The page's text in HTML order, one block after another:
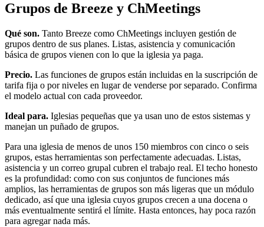
Grupos de Breeze y ChMeetings
Qué son. Tanto Breeze como ChMeetings incluyen gestión de
grupos dentro de sus planes. Listas, asistencia y comunicación
básica de grupos vienen con lo que la iglesia ya paga.
Precio. Las funciones de grupos están incluidas en la suscripción de
tarifa fija o por niveles en lugar de venderse por separado. Confirma
el modelo actual con cada proveedor.
Ideal para. Iglesias pequeñas que ya usan uno de estos sistemas y
manejan un puñado de grupos.
Para una iglesia de menos de unos 150 miembros con cinco o seis
grupos, estas herramientas son perfectamente adecuadas. Listas,
asistencia y un correo grupal cubren el trabajo real. El techo honesto
es la profundidad: como con sus conjuntos de funciones más
amplios, las herramientas de grupos son más ligeras que un módulo
dedicado, así que una iglesia cuyos grupos crecen a una docena o
más eventualmente sentirá el límite. Hasta entonces, hay poca razón
para agregar nada más.